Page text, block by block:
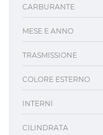
CARBURANTE
MESE E ANNO
TRASMISSIONE
COLORE ESTERNO
INTERNI
CILINDRATA